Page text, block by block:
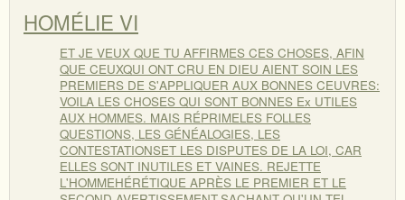
HOMÉLIE VI
ET JE VEUX QUE TU AFFIRMES CES CHOSES, AFIN
QUE CEUXQUI ONT CRU EN DIEU AIENT SOIN LES
PREMIERS DE S'APPLIQUER AUX BONNES CEUVRES:
VOILA LES CHOSES QUI SONT BONNES Ex UTILES
AUX HOMMES. MAIS RÉPRIMELES FOLLES
QUESTIONS, LES GÉNÉALOGIES, LES
CONTESTATIONSET LES DISPUTES DE LA LOI, CAR
ELLES SONT INUTILES ET VAINES. REJETTE
L'HOMMEHÉRÉTIQUE APRÈS LE PREMIER ET LE